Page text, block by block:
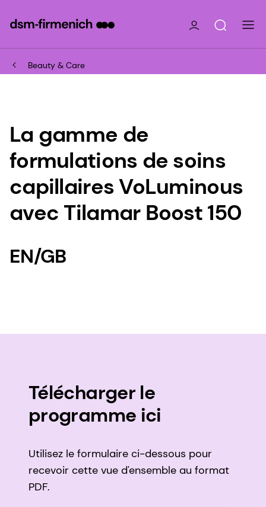
Beauty & Care
La gamme de
formulations de soins
capillaires VoLuminous
avec Tilamar Boost 150
EN/GB
Télécharger le
programme ici
Utilisez le formulaire ci-dessous pour
recevoir cette vue d'ensemble au format
PDF.